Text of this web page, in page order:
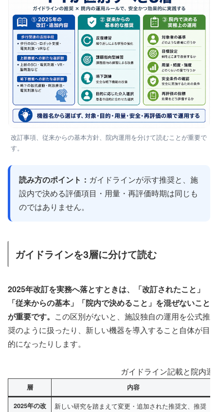
改訂事項、従来からの基本方針、院内運用を分けて読むことが重要で
す。
読み方のポイント： ガイドラインが示す推奨と、施
設内で決める評価項目・用量・再評価時期は同じも
のではありません。
ガイドラインを3層に分けて読む
2025年改訂を実務へ落とすときは、「改訂されたこと」
「従来からの基本」「院内で決めること」を混ぜないこと
が重要です。 この区別がないと、施設独自の運用を公式推
奨のように扱ったり、新しい機器を導入すること自体が目
的になったりします。
ガイドライン記載と院内運
層 内容
2025年の改
新しい研究を踏まえて変更・追加された推奨文、推奨